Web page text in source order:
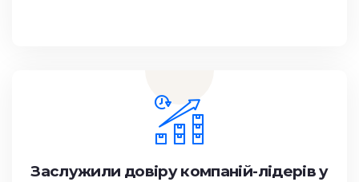
Заслужили довіру компаній-лідерів у